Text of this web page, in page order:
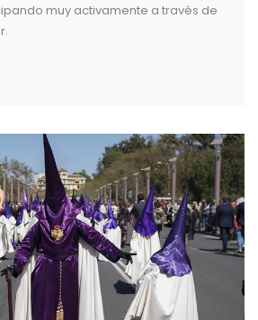
muy activamente a través de